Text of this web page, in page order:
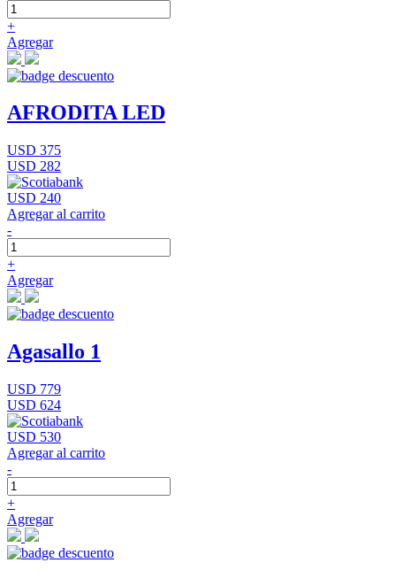
+
Agregar
AFRODITA LED
USD 375
USD 282
USD 240
Agregar al carrito
-
+
Agregar
Agasallo 1
USD 779
USD 624
USD 530
Agregar al carrito
-
+
Agregar